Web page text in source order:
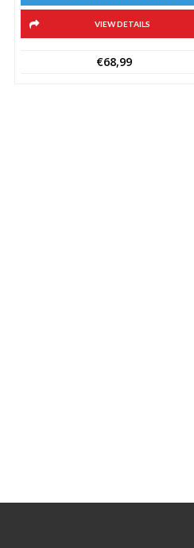
VIEW DETAILS
€68,99